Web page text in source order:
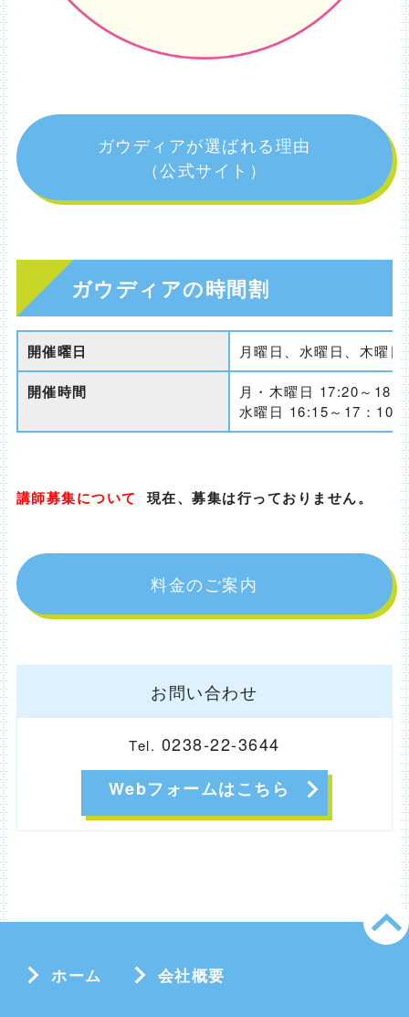
ガウディアが選ばれる理由
（公式サイト）
ガウディアの時間割
開催曜日 月曜日、水曜日、木曜日
開催時間
月・木曜日 17:20～
水曜日 16:15～17：10
講師募集について 現在、募集は行っておりません。
料金のご案内
お問い合わせ
Tel. 0238-22-3644
Webフォームはこちら
ホーム 会社概要